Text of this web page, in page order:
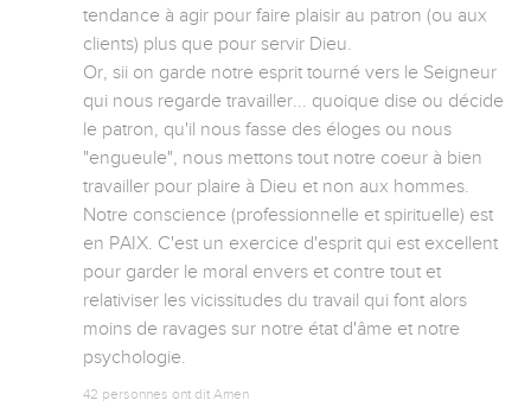
tendance à agir pour faire plaisir au patron (ou aux
clients) plus que pour servir Dieu.
Or, sii on garde notre esprit tourné vers le Seigneur
qui nous regarde travailler... quoique dise ou décide
le patron, qu'il nous fasse des éloges ou nous
"engueule", nous mettons tout notre coeur à bien
travailler pour plaire à Dieu et non aux hommes.
Notre conscience (professionnelle et spirituelle) est
en PAIX. C'est un exercice d'esprit qui est excellent
pour garder le moral envers et contre tout et
relativiser les vicissitudes du travail qui font alors
moins de ravages sur notre état d'âme et notre
psychologie.
42 personnes ont dit Amen